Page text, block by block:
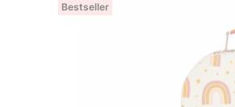
Bestseller